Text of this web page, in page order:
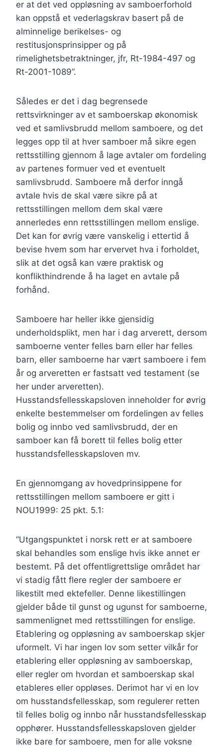
er at det ved oppløsning av samboerforhold
kan oppstå et vederlagskrav basert på de
alminnelige berikelses- og
restitusjonsprinsipper og på
rimelighetsbetraktninger, jfr, Rt-1984-497 og
Rt-2001-1089”.
Således er det i dag begrensede
rettsvirkninger av et samboerskap økonomisk
ved et samlivsbrudd mellom samboere, og det
legges opp til at hver samboer må sikre egen
rettsstilling gjennom å lage avtaler om fordeling
av partenes formuer ved et eventuelt
samlivsbrudd. Samboere må derfor inngå
avtale hvis de skal være sikre på at
rettsstillingen mellom dem skal være
annerledes enn rettsstillingen mellom enslige.
Det kan for øvrig være vanskelig i ettertid å
bevise hvem som har ervervet hva i forholdet,
slik at det også kan være praktisk og
konflikthindrende å ha laget en avtale på
forhånd.
Samboere har heller ikke gjensidig
underholdsplikt, men har i dag arverett, dersom
samboerne venter felles barn eller har felles
barn, eller samboerne har vært samboere i fem
år og arveretten er fastsatt ved testament (se
her under arveretten).
Husstandsfellesskapsloven inneholder for øvrig
enkelte bestemmelser om fordelingen av felles
bolig og innbo ved samlivsbrudd, der en
samboer kan få borett til felles bolig etter
husstandsfellesskapsloven mv.
En gjennomgang av hovedprinsippene for
rettsstillingen mellom samboere er gitt i
NOU1999: 25 pkt. 5.1:
”Utgangspunktet i norsk rett er at samboere
skal behandles som enslige hvis ikke annet er
bestemt. På det offentligrettslige området har
vi stadig fått flere regler der samboere er
likestilt med ektefeller. Denne likestillingen
gjelder både til gunst og ugunst for samboerne,
sammenlignet med rettsstillingen for enslige.
Etablering og oppløsning av samboerskap skjer
uformelt. Vi har ingen lov som setter vilkår for
etablering eller oppløsning av samboerskap,
eller regler om hvordan et samboerskap skal
etableres eller oppløses. Derimot har vi en lov
om husstandsfellesskap, som regulerer retten
til felles bolig og innbo når husstandsfellesskap
opphører. Husstandsfellesskapsloven gjelder
ikke bare for samboere, men for alle voksne